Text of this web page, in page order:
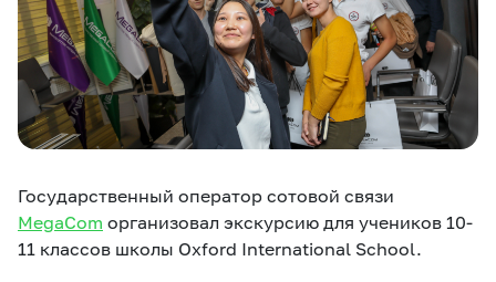
Услуги
Компания
О нас Новости Работа в MEGA
Сервисы
Государственный оператор сотовой связи
MegaCom организовал экскурсию для учеников 10-
11 классов школы Oxford International School.